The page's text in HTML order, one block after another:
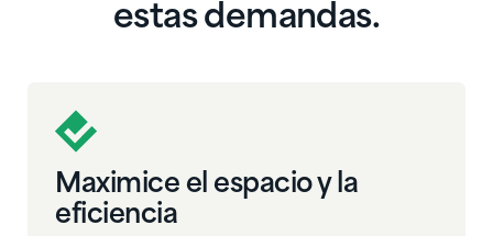
estas demandas.
Maximice el espacio y la
eficiencia